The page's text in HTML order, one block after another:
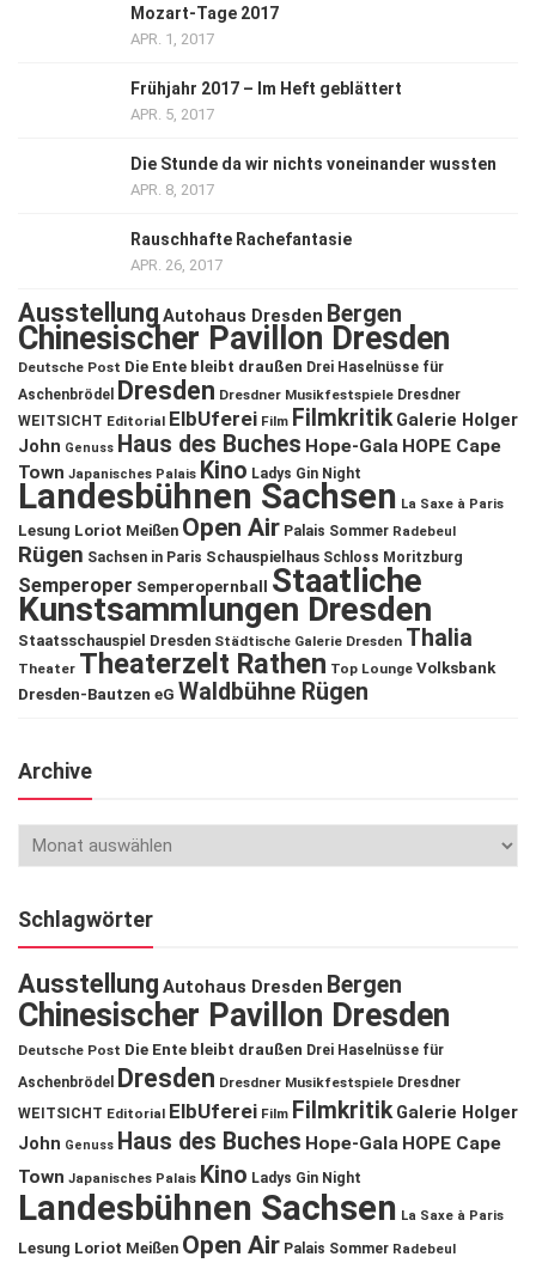
Mozart-Tage 2017
APR. 1, 2017
Frühjahr 2017 – Im Heft geblättert
APR. 5, 2017
Die Stunde da wir nichts voneinander wussten
APR. 8, 2017
Rauschhafte Rachefantasie
APR. 26, 2017
Ausstellung Autohaus Dresden Bergen
Chinesischer Pavillon Dresden
Deutsche Post Die Ente bleibt draußen Drei Haselnüsse für
Aschenbrödel
Dresden Dresdner Musikfestspiele Dresdner
WEITSICHT Editorial ElbUferei Film Filmkritik Galerie Holger
John Genuss Haus des Buches Hope-Gala HOPE Cape
Town Japanisches Palais Kino Ladys Gin Night
Landesbühnen Sachsen La Saxe à Paris
Lesung Loriot Meißen Open Air Palais Sommer Radebeul
Rügen Sachsen in Paris Schauspielhaus Schloss Moritzburg
Semperoper Semperopernball Staatliche
Kunstsammlungen Dresden
Staatsschauspiel Dresden Städtische Galerie Dresden Thalia
Theater Theaterzelt Rathen Top Lounge Volksbank
Dresden-Bautzen eG Waldbühne Rügen
Archive
Schlagwörter
Ausstellung Autohaus Dresden Bergen
Chinesischer Pavillon Dresden
Deutsche Post Die Ente bleibt draußen Drei Haselnüsse für
Aschenbrödel
Dresden Dresdner Musikfestspiele Dresdner
WEITSICHT Editorial ElbUferei Film Filmkritik Galerie Holger
John Genuss Haus des Buches Hope-Gala HOPE Cape
Town Japanisches Palais Kino Ladys Gin Night
Landesbühnen Sachsen La Saxe à Paris
Lesung Loriot Meißen Open Air Palais Sommer Radebeul